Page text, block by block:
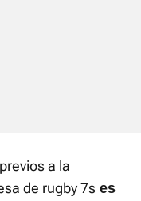
a la
de rugby 7s es